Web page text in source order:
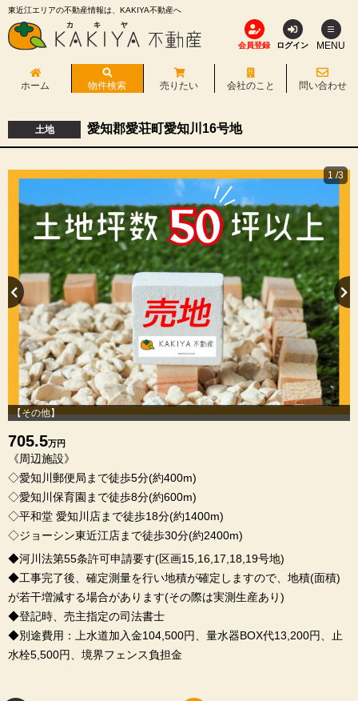
東近江エリアの不動産情報は、KAKIYA不動産へ
会員登録 ログイン MENU
ホーム 物件検索 売りたい 会社のこと 問い合わせ
土地 愛知郡愛荘町愛知川16号地
1 /3
【その他】
705.5万円
《周辺施設》
◇愛知川郵便局まで徒歩5分(約400m)
◇愛知川保育園まで徒歩8分(約600m)
◇平和堂 愛知川店まで徒歩18分(約1400m)
◇ジョーシン東近江店まで徒歩30分(約2400m)
◆河川法第55条許可申請要す(区画15,16,17,18,19号地)
◆工事完了後、確定測量を行い地積が確定しますので、地積(面積)
が若干増減する場合があります(その際は実測生産あり)
◆登記時、売主指定の司法書士
◆別途費用：上水道加入金104,500円、量水器BOX代13,200円、止
水栓5,500円、境界フェンス負担金